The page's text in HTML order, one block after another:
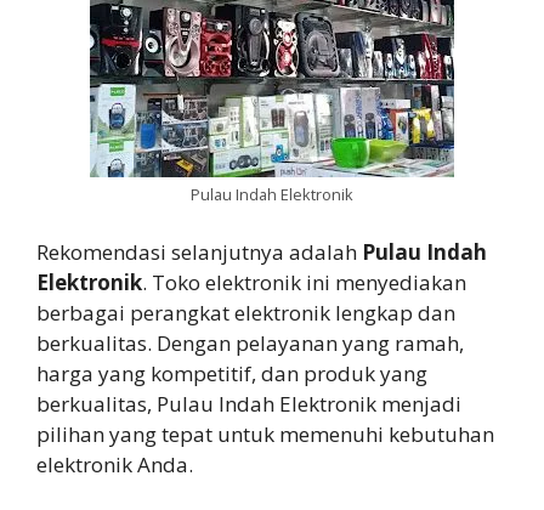
Pulau Indah Elektronik
Rekomendasi selanjutnya adalah Pulau Indah
Elektronik. Toko elektronik ini menyediakan
berbagai perangkat elektronik lengkap dan
berkualitas. Dengan pelayanan yang ramah,
harga yang kompetitif, dan produk yang
berkualitas, Pulau Indah Elektronik menjadi
pilihan yang tepat untuk memenuhi kebutuhan
elektronik Anda.